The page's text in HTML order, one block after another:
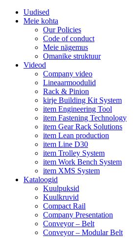
Uudised
Meie kohta
Our Policies
Code of conduct
Meie nägemus
Omanike struktuur
Videod
Company video
Lineaarmoodulid
Rack & Pinion
kirje Building Kit System
item Engineering Tool
item Fastening Technology
item Gear Rack Solutions
item Lean production
item Line D30
item Trolley System
item Work Bench System
item XMS System
Kataloogid
Kuulpuksid
Kuulkruvid
Compact Rail
Company Presentation
Conveyor – Belt
Conveyor – Modular Belt